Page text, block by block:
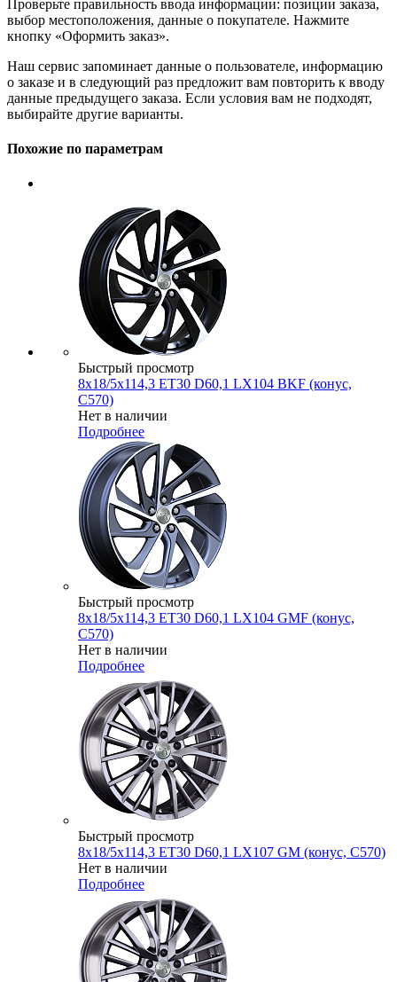
Проверьте правильность ввода информации: позиции заказа,
выбор местоположения, данные о покупателе. Нажмите
кнопку «Оформить заказ».
Наш сервис запоминает данные о пользователе, информацию
о заказе и в следующий раз предложит вам повторить к вводу
данные предыдущего заказа. Если условия вам не подходят,
выбирайте другие варианты.
Похожие по параметрам
Быстрый просмотр
8x18/5x114,3 ET30 D60,1 LX104 BKF (конус,
C570)
Нет в наличии
Подробнее
Быстрый просмотр
8x18/5x114,3 ET30 D60,1 LX104 GMF (конус,
C570)
Нет в наличии
Подробнее
Быстрый просмотр
8x18/5x114,3 ET30 D60,1 LX107 GM (конус, C570)
Нет в наличии
Подробнее